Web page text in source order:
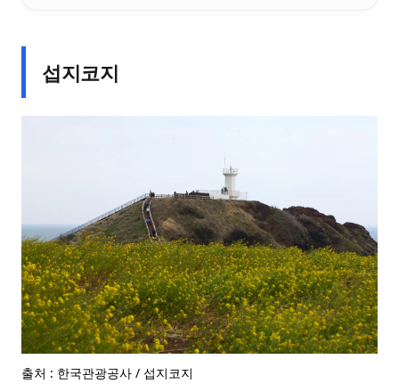
섭지코지
출처 : 한국관광공사 / 섭지코지